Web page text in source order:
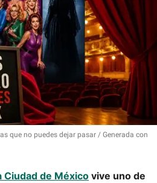
que no puedes dejar pasar
Generada con
Ciudad de México vive uno de